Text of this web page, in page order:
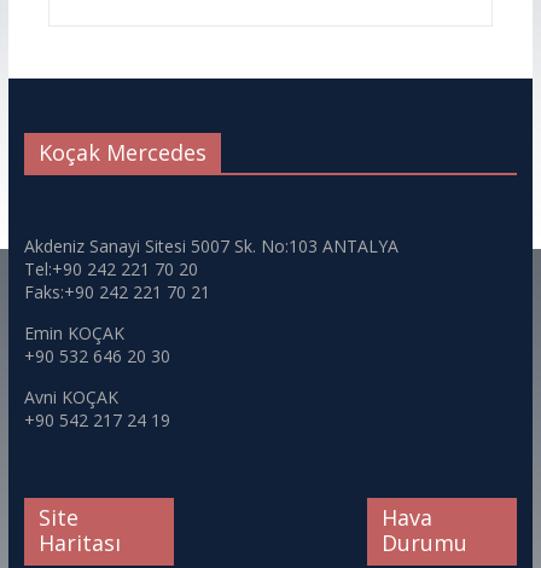
Koçak Mercedes
Akdeniz Sanayi Sitesi 5007 Sk. No:103 ANTALYA
Tel:+90 242 221 70 20
Faks:+90 242 221 70 21
Emin KOÇAK
+90 532 646 20 30
Avni KOÇAK
+90 542 217 24 19
Site
Haritası
Hava
Durumu